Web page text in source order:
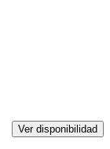
Ver disponibilidad